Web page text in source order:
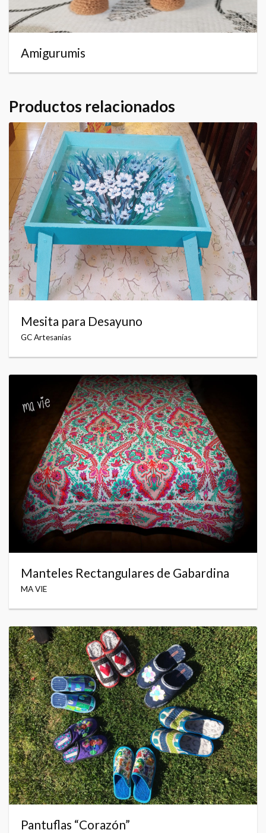
Amigurumis
Productos relacionados
Mesita para Desayuno
GC Artesanías
Manteles Rectangulares de Gabardina
MA VIE
Pantuflas “Corazón”